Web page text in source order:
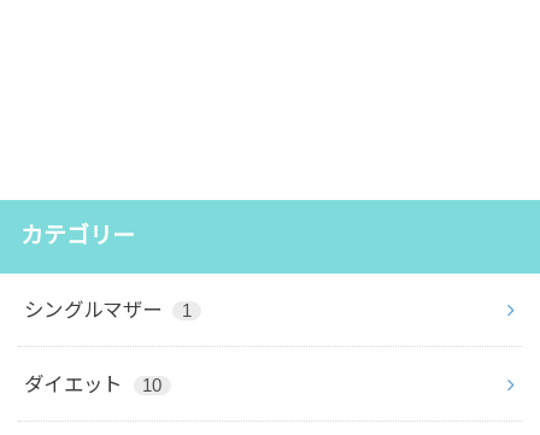
カテゴリー
シングルマザー 1
ダイエット 10